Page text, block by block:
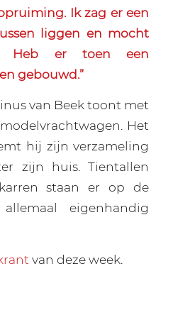
Ik zag er een
liggen en mocht
Heb er toen een
gebouwd.”
van Beek toont met
Het
hij zijn verzameling
zijn huis. Tientallen
staan er op de
eigenhandig
van deze week.